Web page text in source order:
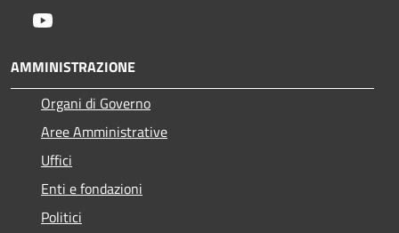
AMMINISTRAZIONE
Organi di Governo
Aree Amministrative
Uffici
Enti e fondazioni
Politici